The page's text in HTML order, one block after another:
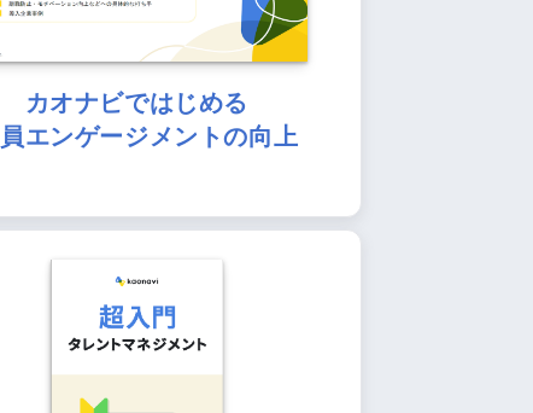
カオナビではじめる
エンゲージメントの向上